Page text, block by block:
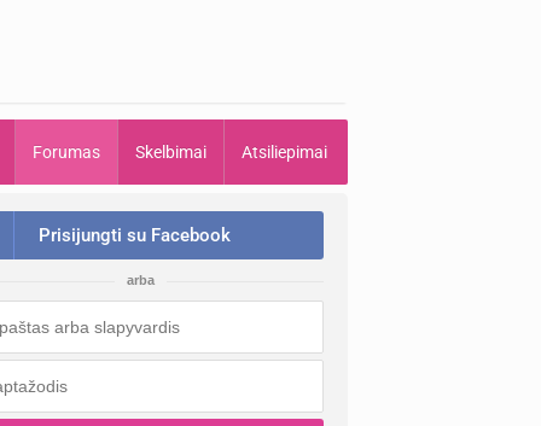
Forumas Skelbimai Atsiliepimai
Prisijungti su Facebook
arba